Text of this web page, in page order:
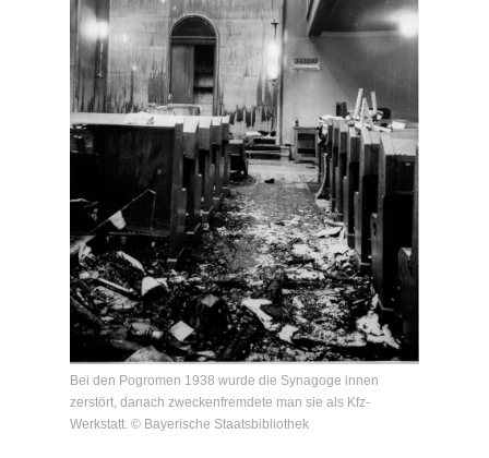
Bei den Pogromen 1938 wurde die Synagoge innen
zerstört, danach zweckenfremdete man sie als Kfz-
Werkstatt. © Bayerische Staatsbibliothek